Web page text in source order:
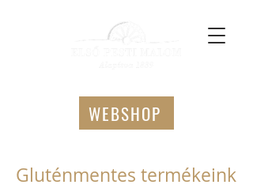
WEBSHOP
Gluténmentes termékeink